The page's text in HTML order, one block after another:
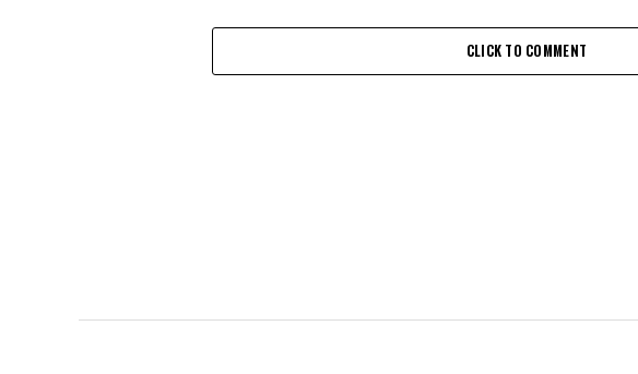
CLICK TO COMMENT